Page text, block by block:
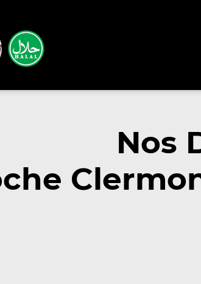
Nos